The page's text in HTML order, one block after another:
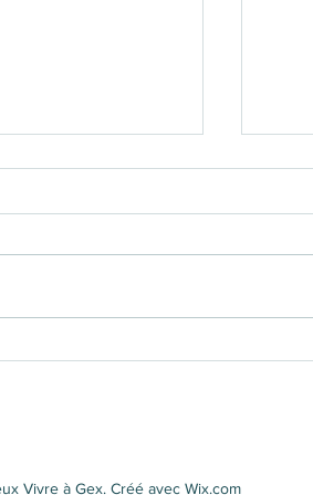
Vivre à Gex. Créé avec Wix.com